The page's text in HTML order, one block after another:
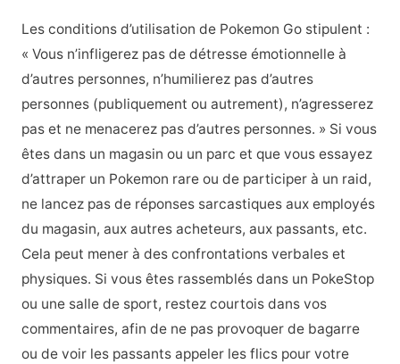
Les conditions d’utilisation de Pokemon Go stipulent :
« Vous n’infligerez pas de détresse émotionnelle à
d’autres personnes, n’humilierez pas d’autres
personnes (publiquement ou autrement), n’agresserez
pas et ne menacerez pas d’autres personnes. » Si vous
êtes dans un magasin ou un parc et que vous essayez
d’attraper un Pokemon rare ou de participer à un raid,
ne lancez pas de réponses sarcastiques aux employés
du magasin, aux autres acheteurs, aux passants, etc.
Cela peut mener à des confrontations verbales et
physiques. Si vous êtes rassemblés dans un PokeStop
ou une salle de sport, restez courtois dans vos
commentaires, afin de ne pas provoquer de bagarre
ou de voir les passants appeler les flics pour votre